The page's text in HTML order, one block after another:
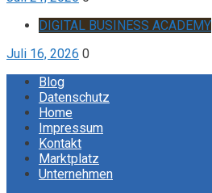
DIGITAL BUSINESS ACADEMY
Juli 16, 2026 0
Blog
Datenschutz
Home
Impressum
Kontakt
Marktplatz
Unternehmen